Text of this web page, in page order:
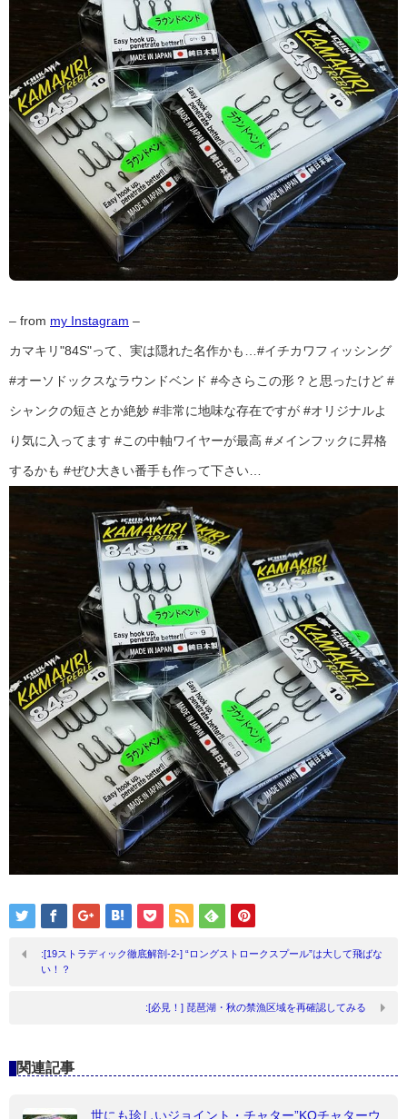
– from my Instagram –
カマキリ"84S"って、実は隠れた名作かも…#イチカワフィッシング
#オーソドックスなラウンドベンド #今さらこの形？と思ったけど #
シャンクの短さとか絶妙 #非常に地味な存在ですが #オリジナルよ
り気に入ってます #この中軸ワイヤーが最高 #メインフックに昇格
するかも #ぜひ大きい番手も作って下さい…
:[19ストラディック徹底解剖-2-] “ロングストロークスプール”は大して飛ばな
い！？
:[必見！] 琵琶湖・秋の禁漁区域を再確認してみる
関連記事
世にも珍しいジョイント・チャター”KOチャターウ